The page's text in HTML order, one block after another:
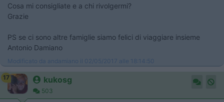
Cosa mi consigliate e a chi rivolgermi?
​Grazie
PS se ci sono altre famiglie siamo felici di viaggiare insieme
Antonio Damiano
Modificato da andamiano il 02/05/2017 alle 18:14:50
17 kukosg
503